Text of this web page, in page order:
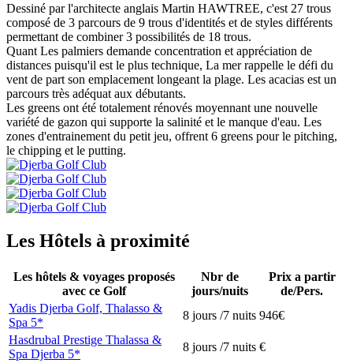
Dessiné par l'architecte anglais Martin HAWTREE, c'est 27 trous
composé de 3 parcours de 9 trous d'identités et de styles différents
permettant de combiner 3 possibilités de 18 trous.
Quant Les palmiers demande concentration et appréciation de
distances puisqu'il est le plus technique, La mer rappelle le défi du
vent de part son emplacement longeant la plage. Les acacias est un
parcours très adéquat aux débutants.
Les greens ont été totalement rénovés moyennant une nouvelle
variété de gazon qui supporte la salinité et le manque d'eau. Les
zones d'entrainement du petit jeu, offrent 6 greens pour le pitching,
le chipping et le putting.
Les Hôtels à proximité
Les hôtels & voyages proposés
avec ce Golf
Nbr de
jours/nuits
Prix a partir
de/Pers.
Yadis Djerba Golf, Thalasso &
Spa 5*
8 jours /7 nuits 946€
Hasdrubal Prestige Thalassa &
Spa Djerba 5*
8 jours /7 nuits €